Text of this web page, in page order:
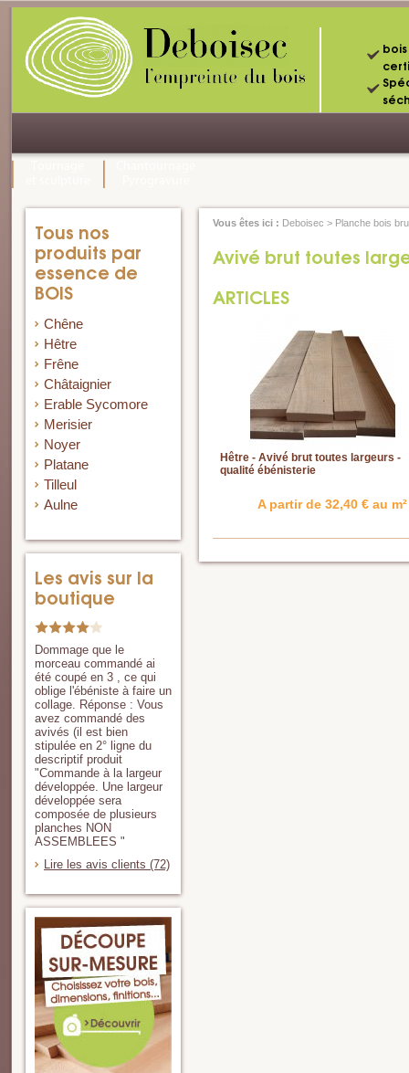
Tous nos
produits par
essence de
BOIS
Chêne
Hêtre
Frêne
Châtaignier
Erable Sycomore
Merisier
Noyer
Platane
Tilleul
Aulne
Les avis sur la
boutique
Dommage que le
morceau commandé ai
été coupé en 3 , ce qui
oblige l'ébéniste à faire un
collage. Réponse : Vous
avez commandé des
avivés (il est bien
stipulée en 2° ligne du
descriptif produit
"Commande à la largeur
développée. Une largeur
développée sera
composée de plusieurs
planches NON
ASSEMBLEES "
Lire les avis clients (72)
Vous êtes ici : Deboisec > Planche bois
Avivé brut toutes
ARTICLES
Hêtre - Avivé brut toutes largeurs -
qualité ébénisterie
A partir de 32,40 € au m²